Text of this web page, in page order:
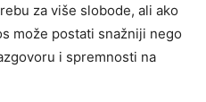
za više slobode, ali ako
može postati snažniji nego
i spremnosti na